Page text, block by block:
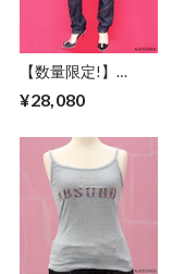
【数量限定!】
ング パンツ カーキ
ブサード APHEX
TWEN
¥28,080